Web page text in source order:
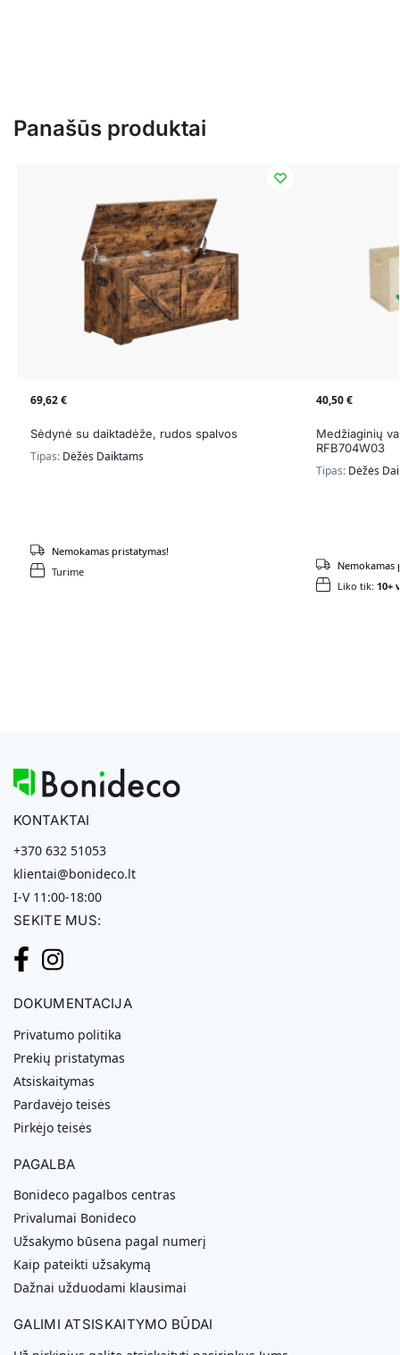
Panašūs produktai
69,62€
Sėdynė su daiktadėže, rudos spalvos
Tipas: Dėžės Daiktams
Turime
Nemokamas pristatymas!
40,50€
Medžiaginių
RFB704W03
Tipas: Dėžės
Liko tik: 10+
Nemokamas
KONTAKTAI
+370 632 51053
klientai@bonideco.lt
I-V 11:00-18:00
SEKITE MUS:
DOKUMENTACIJA
Privatumo politika
Prekių pristatymas
Atsiskaitymas
Pardavėjo teisės
Pirkėjo teisės
PAGALBA
Bonideco pagalbos centras
Privalumai Bonideco
Užsakymo būsena pagal numerį
Kaip pateikti užsakymą
Dažnai užduodami klausimai
GALIMI ATSISKAITYMO BŪDAI